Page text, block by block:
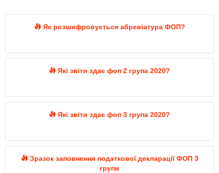
Як розшифровується абревіатура ФОП?
Які звіти здає фоп 2 група 2020?
Які звіти здає фоп 3 група 2020?
Зразок заповнення податкової декларації ФОП 3
групи